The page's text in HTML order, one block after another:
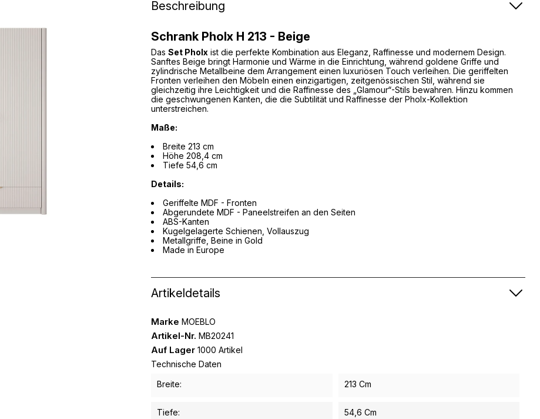
Beschreibung
Schrank Pholx H 213 - Beige
Das Set Pholx ist die perfekte Kombination aus Eleganz, Raffinesse und modernem Design.
Sanftes Beige bringt Harmonie und Wärme in die Einrichtung, während goldene Griffe und
zylindrische Metallbeine dem Arrangement einen luxuriösen Touch verleihen. Die geriffelten
Fronten verleihen den Möbeln einen einzigartigen, zeitgenössischen Stil, während sie
gleichzeitig ihre Leichtigkeit und die Raffinesse des „Glamour“-Stils bewahren. Hinzu kommen
die geschwungenen Kanten, die die Subtilität und Raffinesse der Pholx-Kollektion
unterstreichen.
Maße:
Breite 213 cm
Höhe 208,4 cm
Tiefe 54,6 cm
Details:
Geriffelte MDF - Fronten
Abgerundete MDF - Paneelstreifen an den Seiten
ABS-Kanten
Kugelgelagerte Schienen, Vollauszug
Metallgriffe, Beine in Gold
Made in Europe
Artikeldetails
Marke MOEBLO
Artikel-Nr. MB20241
Auf Lager 1000 Artikel
Technische Daten
Breite:
213 Cm
Tiefe: 54,6 Cm